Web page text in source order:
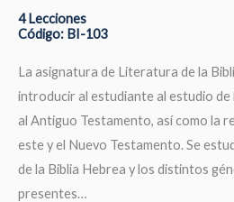
4 Lecciones
Código: BI-103
La asignatura de Literatura de la
introducir al estudiante al estudio de
al Antiguo Testamento, así como la
este y el Nuevo Testamento. Se
de la Biblia Hebrea y los distintos
presentes…